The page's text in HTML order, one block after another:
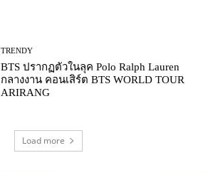
TRENDY
BTS ปรากฏตัวในลุค Polo Ralph Lauren
กลางงาน คอนเสิร์ต BTS WORLD TOUR
ARIRANG
Load more